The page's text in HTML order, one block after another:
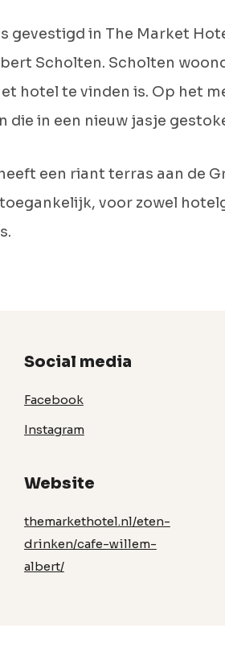
gevestigd in The Market
Scholten. Scholten
hotel te vinden is. Op het
die in een nieuw jasje
een riant terras aan de
voor zowel
Social media
Facebook
Instagram
Website
themarkethotel.nl/eten-
drinken/cafe-willem-
albert/